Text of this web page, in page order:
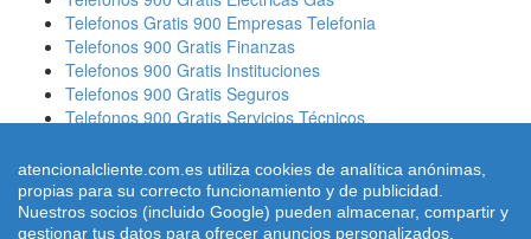
Telefonos Gratis 900 Empresas Telefonia
Telefonos 900 Gratis Finanzas
Telefonos 900 Gratis Instituciones
Telefonos 900 Gratis Seguros
Telefonos 900 Gratis Servicios Técnicos
Telefonos 900 Gratis Bancos
Convertir Teléfonos 902 a Tfnos normales
atencionalcliente.com.es utiliza cookies de analítica anónimas,
propias para su correcto funcionamiento y de publicidad.
Nuestros socios (incluido Google) pueden almacenar, compartir y
gestionar tus datos para ofrecer anuncios personalizados.